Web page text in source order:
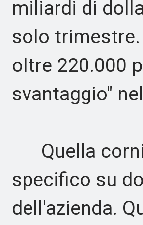
miliardi di
solo
oltre 220.000
svantaggio"
Quella
specifico su
dell'azienda.